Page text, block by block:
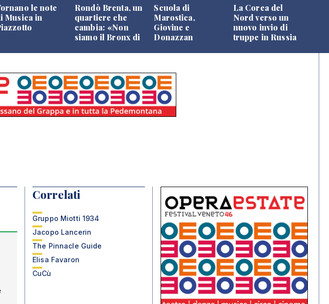
le note
Musica in
Rondò Brenta, un
quartiere che
cambia: «Non
siamo il Bronx di
Scuola di
Marostica,
Giovine e
Donazzan
La Corea del
Nord verso un
nuovo invio di
truppe in Russia
Correlati
Gruppo Miotti 1934
Jacopo Lancerin
The Pinnacle Guide
Elisa Favaron
CuCù